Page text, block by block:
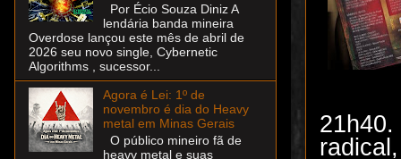
Por Écio Souza Diniz A
lendária banda mineira
Overdose lançou este mês de abril de
2026 seu novo single, Cybernetic
Algorithms , sucessor...
Agora é Lei: 1º de
novembro é dia do Heavy
metal em Minas Gerais
O público mineiro fã de
heavy metal e suas